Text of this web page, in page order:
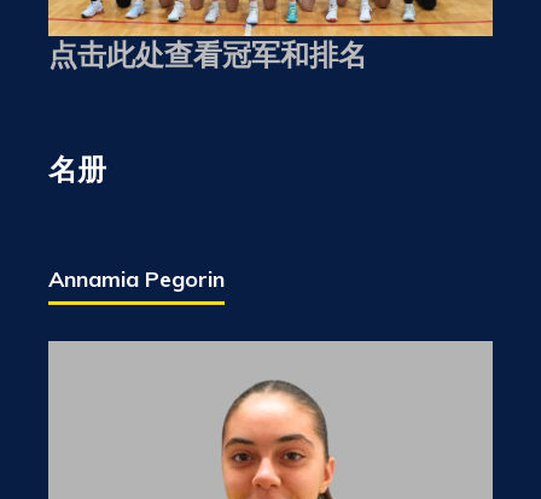
点击此处查看冠军和排名
名册
Annamia Pegorin